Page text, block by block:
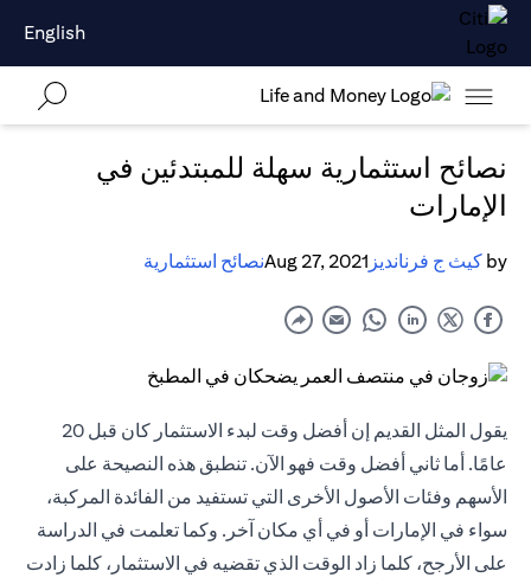
English
نصائح استثمارية سهلة للمبتدئين في
الإمارات
by كيث ج فرنانديز Aug 27, 2021نصائح استثمارية
يقول المثل القديم إن أفضل وقت لبدء الاستثمار كان قبل 20
عامًا. أما ثاني أفضل وقت فهو الآن. تنطبق هذه النصيحة على
الأسهم وفئات الأصول الأخرى التي تستفيد من الفائدة المركبة،
سواء في الإمارات أو في أي مكان آخر. وكما تعلمت في الدراسة
على الأرجح، كلما زاد الوقت الذي تقضيه في الاستثمار، كلما زادت